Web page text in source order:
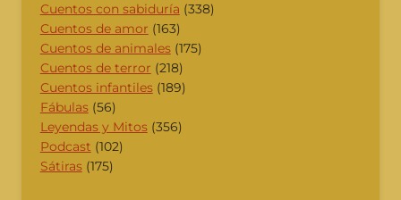
Cuentos con sabiduría (338)
Cuentos de amor (163)
Cuentos de animales(175)
Cuentos de terror (218)
Cuentos infantiles(189)
Fábulas(56)
Leyendas y Mitos(356)
Podcast (102)
Sátiras(175)